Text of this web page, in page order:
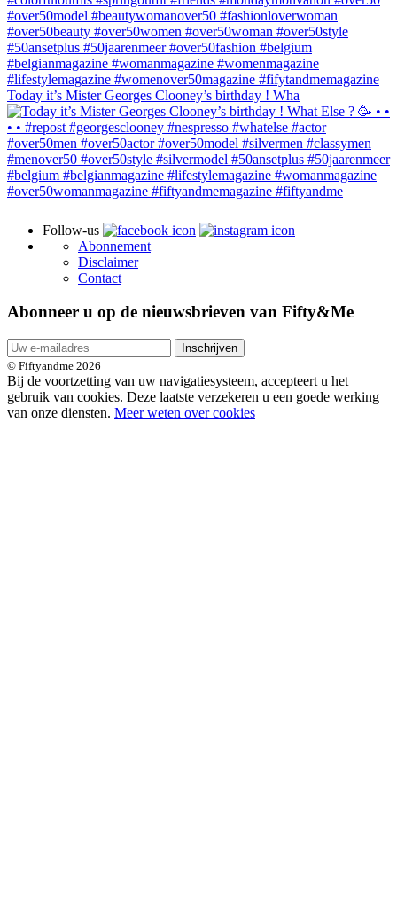
Today it’s Mister Georges Clooney’s birthday ! Wha
Follow-us
Abonnement
Disclaimer
Contact
Abonneer u op de nieuwsbrieven van Fifty&Me
Inschrijven
© Fiftyandme 2026
Bij de voortzetting van uw navigatiesysteem, accepteert u het
gebruik van cookies. Deze laatste verzekeren u een goede werking
van onze diensten. Meer weten over cookies